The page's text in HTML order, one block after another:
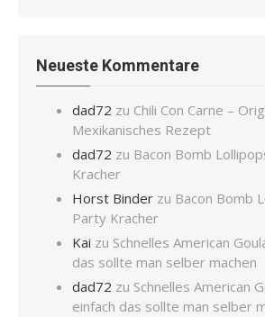
Neueste Kommentare
dad72 zu Chili Con Carne –
Mexikanisches Rezept
dad72 zu Bacon Bomb
Kracher
Horst Binder zu Bacon Bomb
Party Kracher
Kai zu Schnelles American
das sollte man selber machen
dad72 zu Schnelles American
einfach das sollte man selber